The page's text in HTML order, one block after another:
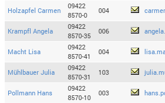
Holzapfel Carmen
09422
8570-0
004
Krampfl Angela
09422
8570-35
006
Macht Lisa
09422
8570-41
004
Mühlbauer Julia
09422
8570-31
103
Pollmann Hans
09422
8570-10
003